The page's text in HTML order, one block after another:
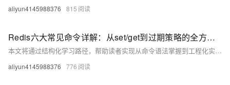
aliyun4145988376 815
Redis六大常见命令详解：从set/get到过期策略的全方位解析
本文将通过结构化学习路径，帮助读者实现从命令语法掌握到工程化实践落地的能力跃迁，系统性提升 Redis 技术栈的应用水平。
aliyun4145988376 776